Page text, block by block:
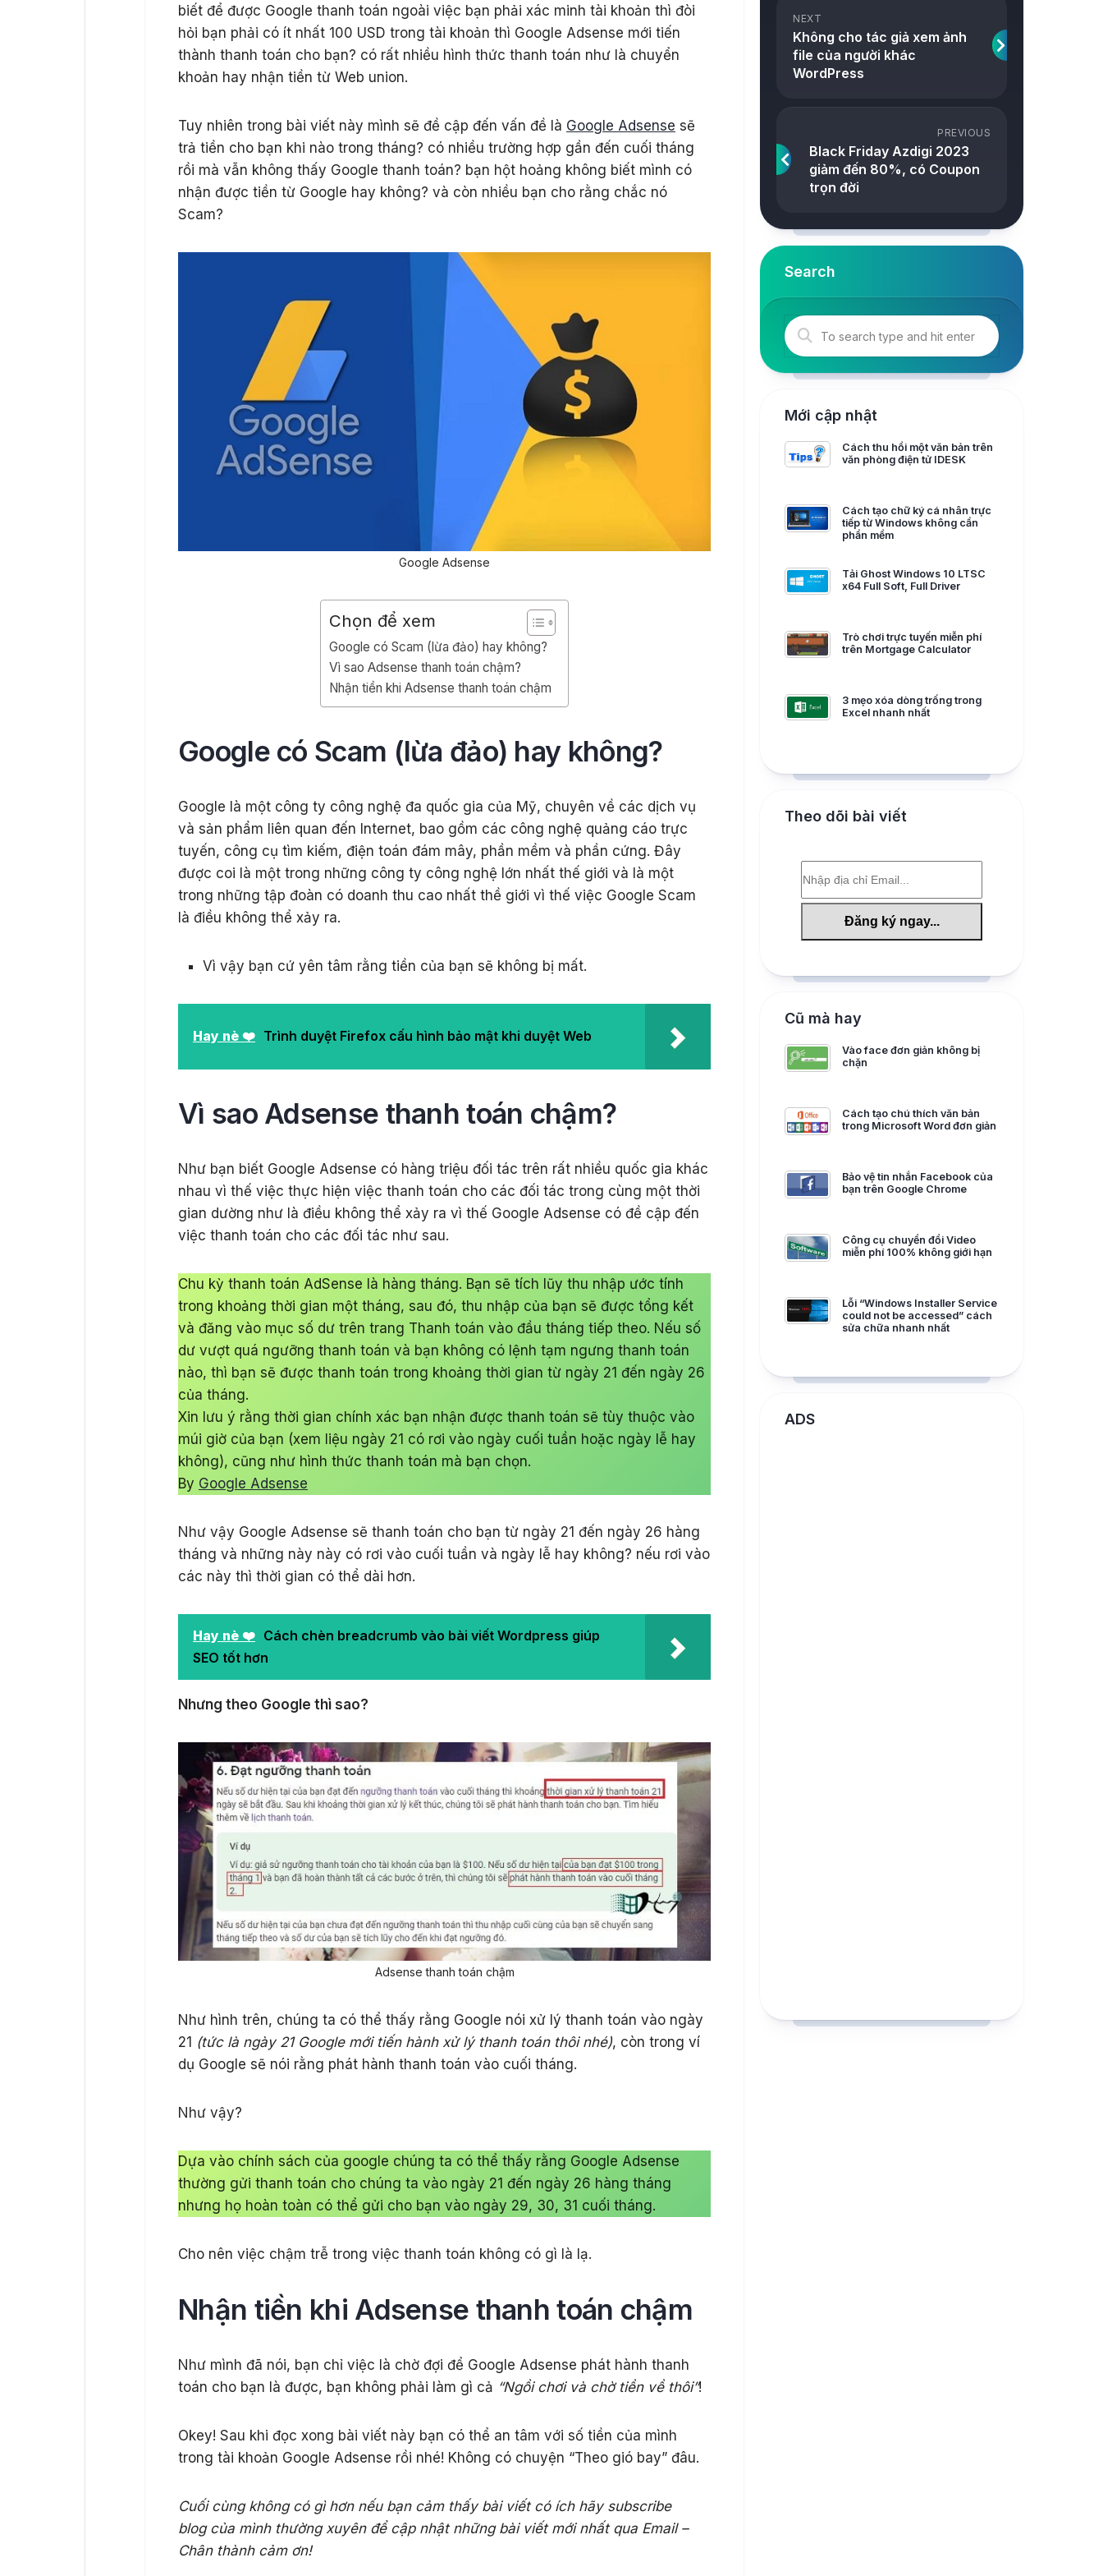
2048
Công
cụ
biết để được Google thanh toán ngoài việc bạn phải xác minh tài khoản thì đòi
hỏi bạn phải có ít nhất 100 USD trong tài khoản thì Google Adsense mới tiến
thành thanh toán cho bạn? có rất nhiều hình thức thanh toán như là chuyển
khoản hay nhận tiền từ Web union.
Tuy nhiên trong bài viết này mình sẽ đề cập đến vấn đề là Google Adsense sẽ
trả tiền cho bạn khi nào trong tháng? có nhiều trường hợp gần đến cuối tháng
rồi mà vẫn không thấy Google thanh toán? bạn hột hoảng không biết mình có
nhận được tiền từ Google hay không? và còn nhiều bạn cho rằng chắc nó
Scam?
Google Adsense
Chọn để xem
Google có Scam (lừa đảo) hay không?
Vì sao Adsense thanh toán chậm?
Nhận tiền khi Adsense thanh toán chậm
Google có Scam (lừa đảo) hay không?
Google là một công ty công nghệ đa quốc gia của Mỹ, chuyên về các dịch vụ
và sản phẩm liên quan đến Internet, bao gồm các công nghệ quảng cáo trực
tuyến, công cụ tìm kiếm, điện toán đám mây, phần mềm và phần cứng. Đây
được coi là một trong những công ty công nghệ lớn nhất thế giới và là một
trong những tập đoàn có doanh thu cao nhất thề giới vì thế việc Google Scam
là điều không thể xảy ra.
Vì vậy bạn cứ yên tâm rằng tiền của bạn sẽ không bị mất.
Hay nè ❤️ Trình duyệt Firefox cấu hình bảo mật khi duyệt Web
Vì sao Adsense thanh toán chậm?
Như bạn biết Google Adsense có hàng triệu đối tác trên rất nhiều quốc gia khác
nhau vì thế việc thực hiện việc thanh toán cho các đối tác trong cùng một thời
gian dường như là điều không thể xảy ra vì thế Google Adsense có đề cập đến
việc thanh toán cho các đối tác như sau.
Chu kỳ thanh toán AdSense là hàng tháng. Bạn sẽ tích lũy thu nhập ước tính
trong khoảng thời gian một tháng, sau đó, thu nhập của bạn sẽ được tổng kết
và đăng vào mục số dư trên trang Thanh toán vào đầu tháng tiếp theo. Nếu số
dư vượt quá ngưỡng thanh toán và bạn không có lệnh tạm ngưng thanh toán
nào, thì bạn sẽ được thanh toán trong khoảng thời gian từ ngày 21 đến ngày 26
của tháng.
Xin lưu ý rằng thời gian chính xác bạn nhận được thanh toán sẽ tùy thuộc vào
múi giờ của bạn (xem liệu ngày 21 có rơi vào ngày cuối tuần hoặc ngày lễ hay
không), cũng như hình thức thanh toán mà bạn chọn.
By Google Adsense
Như vậy Google Adsense sẽ thanh toán cho bạn từ ngày 21 đến ngày 26 hàng
tháng và những này này có rơi vào cuối tuần và ngày lễ hay không? nếu rơi vào
các này thì thời gian có thể dài hơn.
Hay nè ❤️ Cách chèn breadcrumb vào bài viết Wordpress giúp
SEO tốt hơn
Nhưng theo Google thì sao?
Adsense thanh toán chậm
Như hình trên, chúng ta có thể thấy rằng Google nói xử lý thanh toán vào ngày
21 (tức là ngày 21 Google mới tiến hành xử lý thanh toán thôi nhé), còn trong ví
dụ Google sẽ nói rằng phát hành thanh toán vào cuối tháng.
Như vậy?
Dựa vào chính sách của google chúng ta có thể thấy rằng Google Adsense
thường gửi thanh toán cho chúng ta vào ngày 21 đến ngày 26 hàng tháng
nhưng họ hoàn toàn có thể gửi cho bạn vào ngày 29, 30, 31 cuối tháng.
Cho nên việc chậm trễ trong việc thanh toán không có gì là lạ.
Nhận tiền khi Adsense thanh toán chậm
Như mình đã nói, bạn chỉ việc là chờ đợi để Google Adsense phát hành thanh
toán cho bạn là được, bạn không phải làm gì cả “Ngồi chơi và chờ tiền về thôi”!
Okey! Sau khi đọc xong bài viết này bạn có thể an tâm với số tiền của mình
trong tài khoản Google Adsense rồi nhé! Không có chuyện “Theo gió bay” đâu.
Cuối cùng không có gì hơn nếu bạn cảm thấy bài viết có ích hãy subscribe
blog của mình thường xuyên để cập nhật những bài viết mới nhất qua Email –
Chân thành cảm ơn!
NEXT
Không cho tác giả xem ảnh
file của người khác
WordPress
PREVIOUS
Black Friday Azdigi 2023
giảm đến 80%, có Coupon
trọn đời
Search
Mới cập nhật
Cách thu hồi một văn bản trên
văn phòng điện tử IDESK
Cách tạo chữ ký cá nhân trực
tiếp từ Windows không cần
phần mềm
Tải Ghost Windows 10 LTSC
x64 Full Soft, Full Driver
Trò chơi trực tuyến miễn phí
trên Mortgage Calculator
3 mẹo xóa dòng trống trong
Excel nhanh nhất
Theo dõi bài viết
Cũ mà hay
Vào face đơn giản không bị
chặn
Cách tạo chú thích văn bản
trong Microsoft Word đơn giản
Bảo vệ tin nhắn Facebook của
bạn trên Google Chrome
Công cụ chuyển đổi Video
miễn phí 100% không giới hạn
Lỗi “Windows Installer Service
could not be accessed” cách
sửa chữa nhanh nhất
ADS